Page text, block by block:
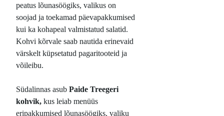
peatus lõunasöögiks, valikus on
soojad ja toekamad päevapakkumised
kui ka kohapeal valmistatud salatid.
Kohvi kõrvale saab nautida erinevaid
värskelt küpsetatud pagaritooteid ja
võileibu.
Südalinnas asub Paide Treegeri
kohvik, kus leiab menüüs
eripakkumised lõunasöögiks, valiku